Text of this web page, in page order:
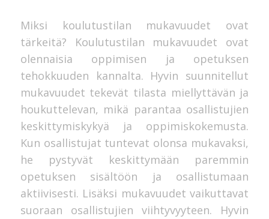
Miksi koulutustilan mukavuudet ovat
tärkeitä? Koulutustilan mukavuudet ovat
olennaisia oppimisen ja opetuksen
tehokkuuden kannalta. Hyvin suunnitellut
mukavuudet tekevät tilasta miellyttävän ja
houkuttelevan, mikä parantaa osallistujien
keskittymiskykyä ja oppimiskokemusta.
Kun osallistujat tuntevat olonsa mukavaksi,
he pystyvät keskittymään paremmin
opetuksen sisältöön ja osallistumaan
aktiivisesti. Lisäksi mukavuudet vaikuttavat
suoraan osallistujien viihtyvyyteen. Hyvin